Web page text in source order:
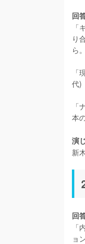
回
り
ら
代)
本
演
新
回
ョ